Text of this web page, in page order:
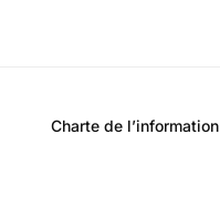
Charte de l’information